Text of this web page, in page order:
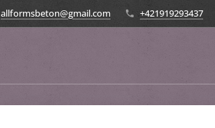
allformsbeton@gmail.com +421919293437